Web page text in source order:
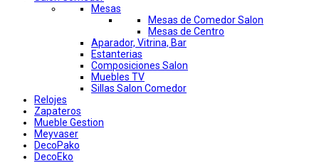
Mesas
Mesas de Comedor Salon
Mesas de Centro
Aparador, Vitrina, Bar
Estanterias
Composiciones Salon
Muebles TV
Sillas Salon Comedor
Relojes
Zapateros
Mueble Gestion
Meyvaser
DecoPako
DecoEko